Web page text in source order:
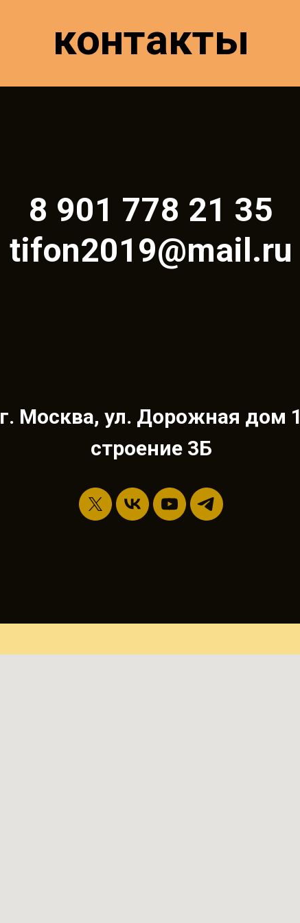
контакты
8 901 778 21 35
tifon2019@mail.ru
г. Москва, ул. Дорожная дом 1
строение 3Б